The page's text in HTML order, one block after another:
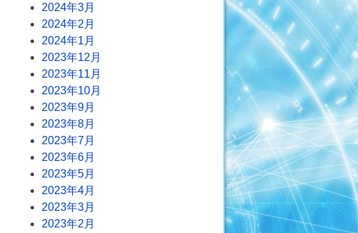
2024年3月
2024年2月
2024年1月
2023年12月
2023年11月
2023年10月
2023年9月
2023年8月
2023年7月
2023年6月
2023年5月
2023年4月
2023年3月
2023年2月